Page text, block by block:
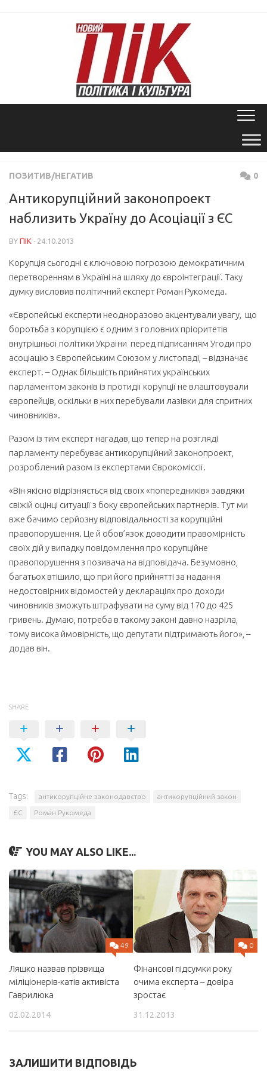
ПОЗИТИВ/НЕГАТИВ 0
Антикорупційний законопроект
наблизить Україну до Асоціації з ЄС
BY ПІК · 24.10.2013
Корупція сьогодні є ключовою погрозою демократичним
перетворенням в Україні на шляху до євроінтеграції. Таку
думку висловив політичний експерт Роман Рукомеда.
«Європейські експерти неодноразово акцентували увагу, що
боротьба з корупцією є одним з головних пріоритетів
внутрішньої політики України перед підписанням Угоди про
асоціацію з Європейським Союзом у листопаді, – відзначає
експерт. – Однак більшість прийнятих українських
парламентом законів із протидії корупції не влаштовували
європейців, оскільки в них перебували лазівки для спритних
чиновників».
Разом із тим експерт нагадав, що тепер на розгляді
парламенту перебуває антикорупційний законопроект,
розроблений разом із експертами Єврокоміссії.
«Він якісно відрізняється від своїх «попередників» завдяки
свіжій оцінці ситуації з боку європейських партнерів. Тут ми
вже бачимо серйозну відповідальності за корупційні
правопорушення. Це й обов’язок доводити правомірність
своїх дій у випадку повідомлення про корупційне
правопорушення з позивача на відповідача. Безумовно,
багатьох втішило, що при його прийнятті за надання
недостовірних відомостей у деклараціях про доходи
чиновників зможуть штрафувати на суму від 170 до 425
гривень. Думаю, потреба в такому законі давно назріла,
тому висока ймовірність, що депутати підтримають його», –
додав він.
SHARE
Tags: антикорупційне законодавство антикорупційний закон
ЄС Роман Рукомеда
YOU MAY ALSO LIKE...
49
Ляшко назвав прізвища
міліціонерів-катів активіста
Гаврилюка
02.02.2014
0
Фінансові підсумки року
очима експерта – довіра
зростає
31.12.2013
ЗАЛИШИТИ ВІДПОВІДЬ